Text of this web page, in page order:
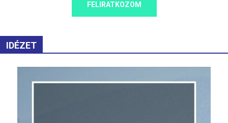
FELIRATKOZOM
IDÉZET